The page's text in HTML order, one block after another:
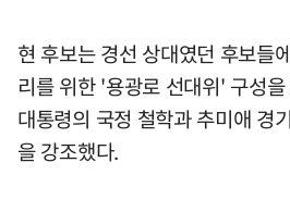
현 후보는 경선 상대였던 후보들
리를 위한 '용광로 선대위' 구성
대통령의 국정 철학과 추미애 경
을 강조했다.